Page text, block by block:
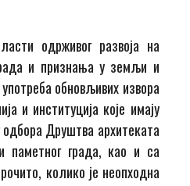
одрживог развоја на
и признања у земљи и
обновљивих извора
и институција које имају
Друштва архитеката
паметног града, као и са
колико је неопходна